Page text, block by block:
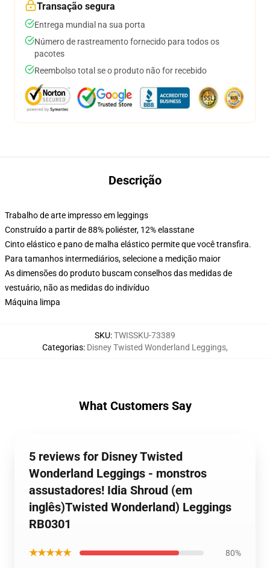
Transação segura
Entrega mundial na sua porta
Número de rastreamento fornecido para todos os
pacotes
Reembolso total se o produto não for recebido
Descrição
Trabalho de arte impresso em leggings
Construído a partir de 88% poliéster, 12% elasstane
Cinto elástico e pano de malha elástico permite que você transfira.
Para tamanhos intermediários, selecione a medição maior
As dimensões do produto buscam conselhos das medidas de
vestuário, não as medidas do indivíduo
Máquina limpa
SKU:TWISSKU-73389
Categorias: Disney Twisted Wonderland Leggings,
What Customers Say
5 reviews for Disney Twisted
Wonderland Leggings - monstros
assustadores! Idia Shroud (em
inglês)Twisted Wonderland) Leggings
RB0301
★★★★★ 80%